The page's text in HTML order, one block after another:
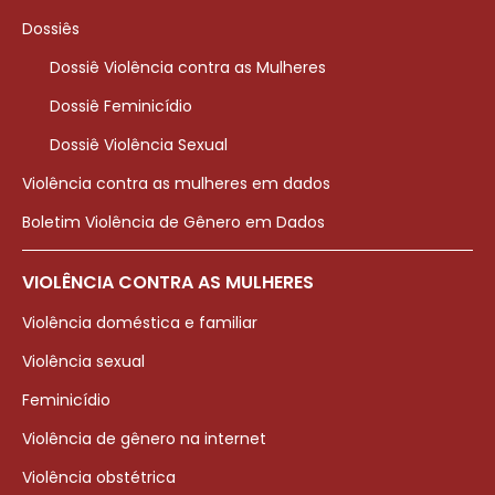
Dossiês
Dossiê Violência contra as Mulheres
Dossiê Feminicídio
Dossiê Violência Sexual
Violência contra as mulheres em dados
Boletim Violência de Gênero em Dados
VIOLÊNCIA CONTRA AS MULHERES
Violência doméstica e familiar
Violência sexual
Feminicídio
Violência de gênero na internet
Violência obstétrica